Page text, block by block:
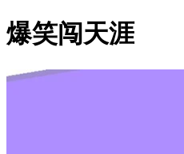
爆笑闯天涯